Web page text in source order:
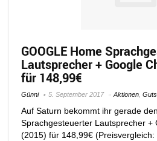
GOOGLE Home
Lautsprecher + Google
für 148,99€
Günni 5. September 2017 Aktionen
Auf Saturn bekommt ihr gerade
Sprachgesteuerter Lautsprecher +
(2015) für 148,99€